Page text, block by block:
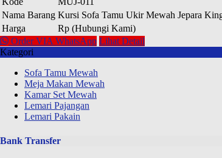
Nama Barang Kursi Sofa Tamu Ukir Mewah Jepara
Harga
Rp (Hubungi Kami)
Order VIA WhatsApp Lihat Detail
Kategori
Sofa Tamu Mewah
Meja Makan Mewah
Kamar Set Mewah
Lemari Pajangan
Lemari Pakain
Bank Transfer